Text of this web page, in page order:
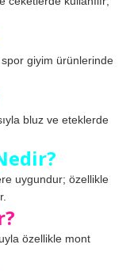
spor giyim ürünlerinde
bluz ve eteklerde
uygundur; özellikle
özellikle mont